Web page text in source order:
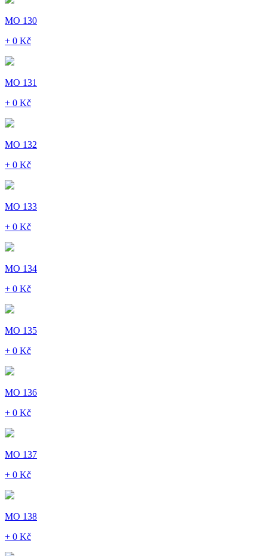
MO 130
+ 0 Kč
MO 131
+ 0 Kč
MO 132
+ 0 Kč
MO 133
+ 0 Kč
MO 134
+ 0 Kč
MO 135
+ 0 Kč
MO 136
+ 0 Kč
MO 137
+ 0 Kč
MO 138
+ 0 Kč